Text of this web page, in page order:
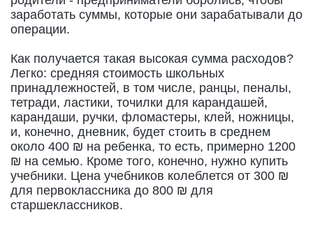
заработать суммы, которые они зарабатывали до
операции.
Как получается такая высокая сумма расходов?
Легко: средняя стоимость школьных
принадлежностей, в том числе, ранцы, пеналы,
тетради, ластики, точилки для карандашей,
карандаши, ручки, фломастеры, клей, ножницы,
и, конечно, дневник, будет стоить в среднем
около 400 ₪ на ребенка, то есть, примерно 1200
₪ на семью. Кроме того, конечно, нужно купить
учебники. Цена учебников колеблется от 300 ₪
для первоклассника до 800 ₪ для
старшеклассников.